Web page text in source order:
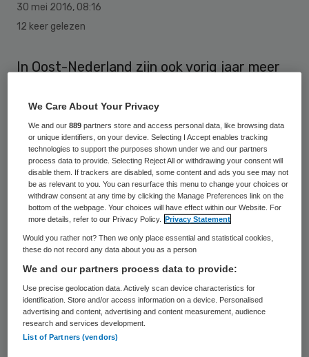
30 mei 2016, 08:16
12 keer gelezen
In Oost-Nederland zijn ook vorig jaar meer
(soa’s) gemeld dan in de rest van het land.
Dat komt mogelijk door de extra aandacht
van de GGD’s in deze regio voor
‘partnerwaarschuwing’: de meeste
geslachtsziekten zijn namelijk vastgesteld
bij bezoekers die waren gewaarschuwd
door een (ex-)sekspartner. Het aantal
bezoekers bij de centra seksuele
gezondheid (bij de GGD) in Gelderland en
Overijssel nam in 2015 wel iets af.
De meeste soa’s werden gesignaleerd bij
We Care About Your Privacy
We and our889 partners store and access personal data, like browsing data
or unique identifiers, on your device. Selecting I Accept enables tracking
technologies to support the purposes shown under we and our partners
process data to provide. Selecting Reject All or withdrawing your consent will
disable them. If trackers are disabled, some content and ads you see may not
be as relevant to you. You can resurface this menu to change your choices or
withdraw consent at any time by clicking the Manage Preferences link on the
bottom of the webpage. Your choices will have effect within our Website. For
more details, refer to our Privacy Policy.
Privacy Statement
Would you rather not? Then we only place essential and statistical cookies,
these do not record any data about you as a person
We and our partners process data to provide:
Use precise geolocation data. Actively scan device characteristics for
identification. Store and/or access information on a device. Personalised
advertising and content, advertising and content measurement, audience
research and services development.
List of Partners (vendors)